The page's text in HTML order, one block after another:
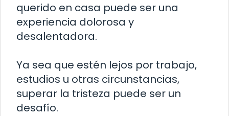
querido en casa puede ser una
experiencia dolorosa y
desalentadora.
Ya sea que estén lejos por trabajo,
estudios u otras circunstancias,
superar la tristeza puede ser un
desafío.